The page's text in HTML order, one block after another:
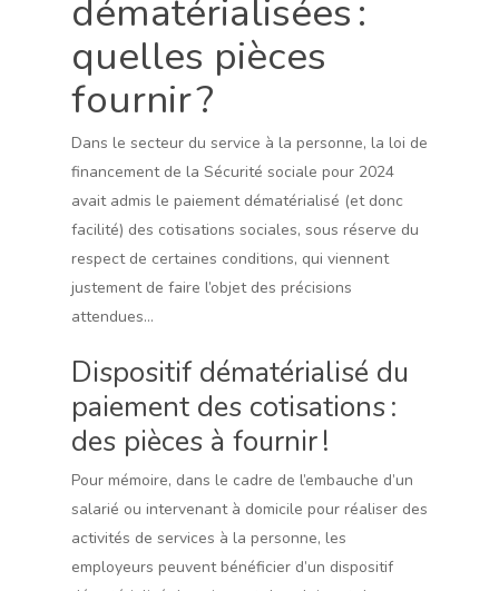
dématérialisées :
quelles pièces
fournir ?
Dans le secteur du service à la personne, la loi de
financement de la Sécurité sociale pour 2024
avait admis le paiement dématérialisé (et donc
facilité) des cotisations sociales, sous réserve du
respect de certaines conditions, qui viennent
justement de faire l’objet des précisions
attendues…
Dispositif dématérialisé du
paiement des cotisations :
des pièces à fournir !
Pour mémoire, dans le cadre de l’embauche d’un
salarié ou intervenant à domicile pour réaliser des
activités de services à la personne, les
employeurs peuvent bénéficier d’un dispositif